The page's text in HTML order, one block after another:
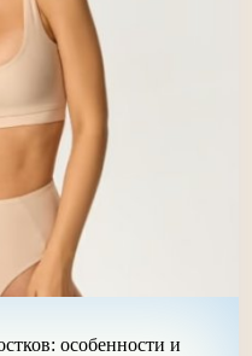
особенности и